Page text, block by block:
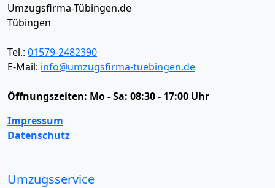
Umzugsfirma-Tübingen.de
Tübingen
Tel.: 01579-2482390
E-Mail: info@umzugsfirma-tuebingen.de
Öffnungszeiten: Mo - Sa: 08:30 - 17:00 Uhr
Impressum
Datenschutz
Umzugsservice